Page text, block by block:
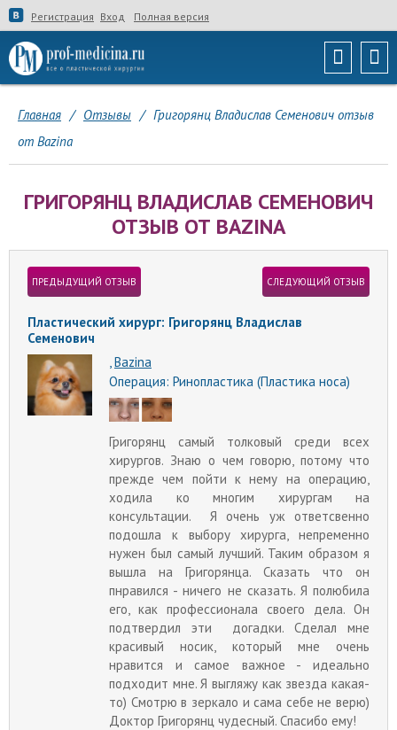
Регистрация Вход Полная версия
Главная / Отзывы / Григорянц Владислав Семенович отзыв
от Bazina
ГРИГОРЯНЦ ВЛАДИСЛАВ СЕМЕНОВИЧ
ОТЗЫВ ОТ BAZINA
ПРЕДЫДУЩИЙ ОТЗЫВ СЛЕДУЮЩИЙ ОТЗЫВ
Пластический хирург: Григорянц Владислав
Семенович
Bazina
Операция: Ринопластика (Пластика носа)
Григорянц самый толковый среди всех
хирургов. Знаю о чем говорю, потому что
прежде чем пойти к нему на операцию,
ходила ко многим хирургам на
консультации. Я очень уж ответсвенно
подошла к выбору хирурга, непременно
нужен был самый лучший. Таким образом я
вышла на Григорянца. Сказать что он
пнравился - ничего не сказать. Я полюбила
его, как профессионала своего дела. Он
подтвердил эти догадки. Сделал мне
красивый носик, который мне очень
нравится и самое важное - идеально
подходит мне. Я выгляжу как звезда какая-
то) Смотрю в зеркало и сама себе не верю)
Доктор Григорянц чудесный. Спасибо ему!